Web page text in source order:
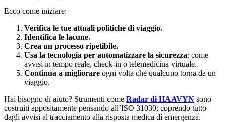
Ecco come iniziare:
Verifica le tue attuali politiche di viaggio.
Identifica le lacune.
Crea un processo ripetibile.
Usa la tecnologia per automatizzare la sicurezza: come
avvisi in tempo reale, check-in o telemedicina virtuale.
Continua a migliorare ogni volta che qualcuno torna da un
viaggio.
Hai bisogno di aiuto? Strumenti come Radar di HAAVYN sono
costruiti appositamente pensando all’ISO 31030; coprendo tutto
dagli avvisi al tracciamento alla risposta medica di emergenza.